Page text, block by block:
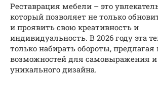
Реставрация мебели – это
который позволяет не только
и проявить свою креативность и
индивидуальность. В 2026 году эта
только набирать обороты, предлагая
возможностей для самовыражения и
уникального дизайна.